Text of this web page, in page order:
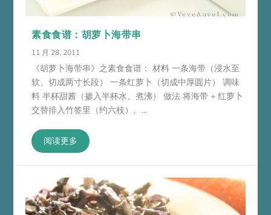
素食食谱：胡萝卜海带串
11 月 28, 2011
《胡萝卜海带串》之素食食谱： 材料 一条海带（浸水至
软、切成两寸长段） 一条红萝卜（切成中厚圆片） 调味
料 半杯甜酱（掺入半杯水、煮沸） 做法 将海带 + 红萝卜
交替排入竹签里（约六枝）。...
阅读更多